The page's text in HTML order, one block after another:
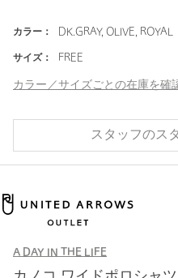
カラー： DK.GRAY, OLIVE, ROYAL
サイズ： FREE
カラー／サイズごとの在庫を確
スタッフのス
A DAY IN THE LIFE